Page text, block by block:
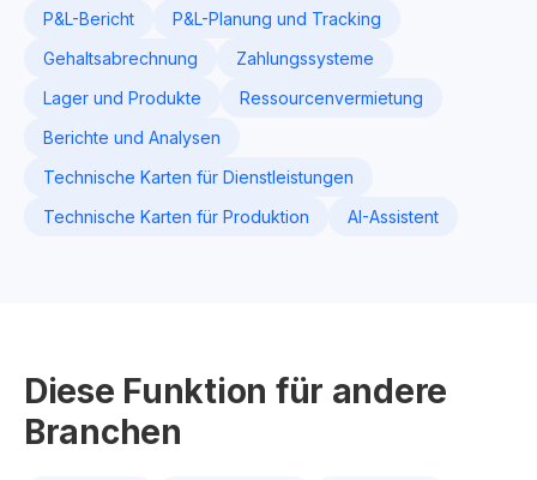
P&L-Bericht
P&L-Planung und Tracking
Gehaltsabrechnung
Zahlungssysteme
Lager und Produkte
Ressourcenvermietung
Berichte und Analysen
Technische Karten für Dienstleistungen
Technische Karten für Produktion
AI-Assistent
Diese Funktion für andere
Branchen